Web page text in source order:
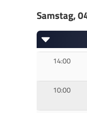
Samstag,
14:00
10:00